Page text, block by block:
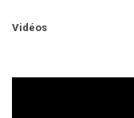
Vidéos